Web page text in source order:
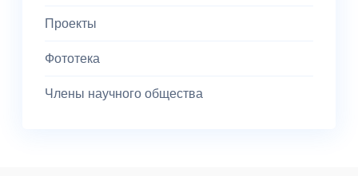
Проекты
Фототека
Члены научного общества